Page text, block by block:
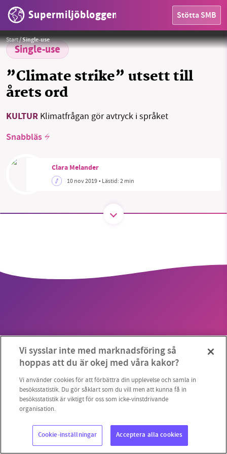
Supermiljöbloggen Stötta SMB
OMRÅDEN
MILJÖFAKTA
OM OSS
Start/Single-use
Single-use
”Climate strike” utsett till
årets ord
KULTUR Klimatfrågan gör avtryck i språket
Snabbläs
Clara Melander
10 nov 2019• Lästid:2 min
Copyright 2023 © Supermiljöbloggen Cookieinställningar
SMB kämpar för en hållbar framtid. Sedan
starten 2010 har vår ideella redaktion drivit
vill hjälpa oss.
Stötta vårt arbete genom att swisha en slant till
1231368703
Läs vad vi vill göra
Vi sysslar inte med marknadsföring så
hoppas att du är okej med våra kakor?
Vi använder cookies för att förbättra din upplevelse och samla in
besöksstatistik. Du gör såklart som du vill men att kunna få in
besöksstatistik är viktigt för oss som icke-vinstdrivande
organisation.
Cookie-inställningar Acceptera alla cookies